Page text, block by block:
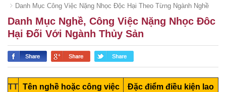
Danh Mục Công Việc Nặng Nhọc Độc Hại Theo Từng Ngành Nghề
Danh Mục Nghề, Công Việc Nặng Nhọc Đôc
Hại Đối Với Ngành Thủy Sản
TT Tên nghề hoặc công việc
Đặc điểm điều kiện lao